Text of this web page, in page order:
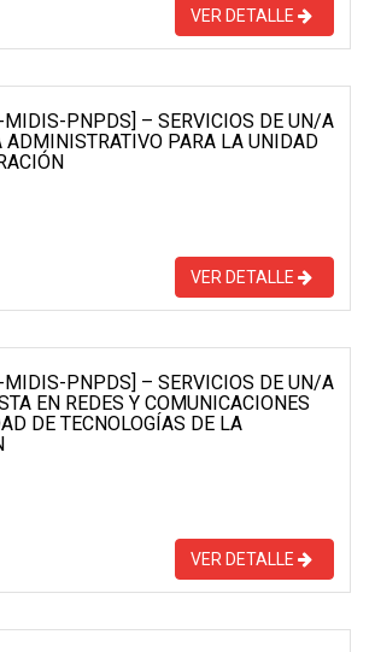
VER DETALLE
MIDIS-PNPDS] – SERVICIOS DE UN/A
PARA LA UNIDAD
VER DETALLE
MIDIS-PNPDS] – SERVICIOS DE UN/A
EN REDES Y COMUNICACIONES
DE TECNOLOGÍAS DE LA
VER DETALLE